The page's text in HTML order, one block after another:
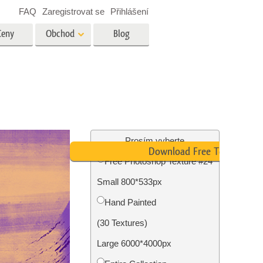
Foto Obnovení Služby
Obchod Blog
FAQ Zaregistrovat se Přihlášení
Prosím vyberte
Free Photoshop Texture #24
Small 800*533px
Hand Painted
(30 Textures)
Large 6000*4000px
Download Free Texture